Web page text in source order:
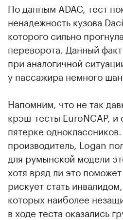
По данным ADAC, тест
ненадежность кузова
которого сильно
переворота. Данный
при аналогичной
у пассажира немного
Напомним, что не так
крэш-тесты EuroNCAP, и
пятерке
производитель, Logan
для румынской модели
хотя вряд ли это
рискует стать
которых наиболее
в ходе теста оказались